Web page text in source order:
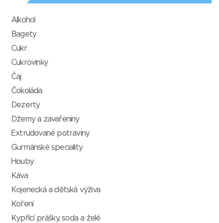
Alkohol
Bagety
Cukr
Cukrovinky
Čaj
Čokoláda
Dezerty
Džemy a zavařeniny
Extrudované potraviny
Gurmánské speciality
Houby
Káva
Kojenecká a dětská výživa
Koření
Kypřící prášky, soda a želé